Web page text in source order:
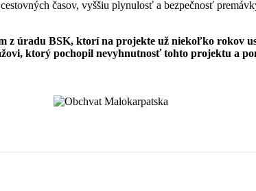
časov, vyššiu plynulosť a bezpečnosť
z úradu BSK, ktorí na projekte už niekoľko rokov
ktorý pochopil nevyhnutnosť tohto projektu a